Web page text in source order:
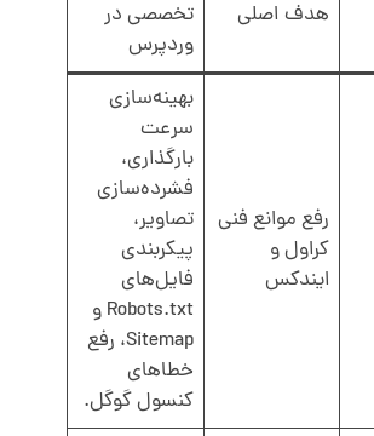
هدف اصلی
تخصصی در
وردپرس
رفع موانع فنی
کراول و
ایندکس
بهینه‌سازی
سرعت
بارگذاری،
فشرده‌سازی
تصاویر،
پیکربندی
فایل‌های
Robots.txt و
Sitemap، رفع
خطاهای
کنسول گوگل.